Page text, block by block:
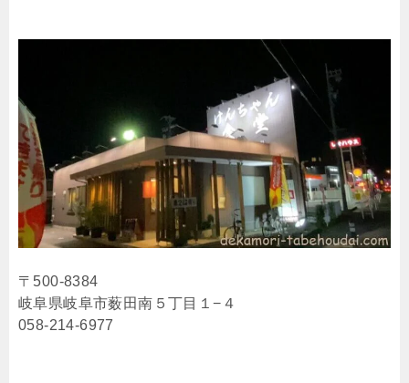
〒500-8384
岐阜県岐阜市薮田南５丁目１−４
058-214-6977